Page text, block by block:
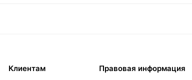
Клиентам Правовая информация